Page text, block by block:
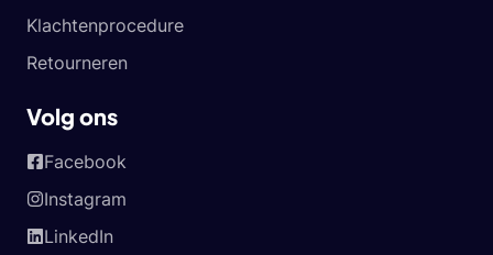
Klachtenprocedure
Retourneren
Volg ons
Facebook
Instagram
LinkedIn